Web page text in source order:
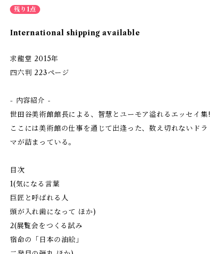
残り1点
International shipping available
求龍堂 2015年
四六判 223ページ
- 内容紹介 -
世田谷美術館館長による、智慧とユーモア溢れるエッセイ集!
ここには美術館の仕事を通じて出逢った、数え切れないドラ
マが詰まっている。
目次
1(気になる言葉
巨匠と呼ばれる人
頭が入れ歯になって ほか)
2(展覧会をつくる試み
宿命の「日本の油絵」